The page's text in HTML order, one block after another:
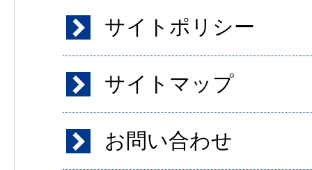
サイトポリシー
サイトマップ
お問い合わせ